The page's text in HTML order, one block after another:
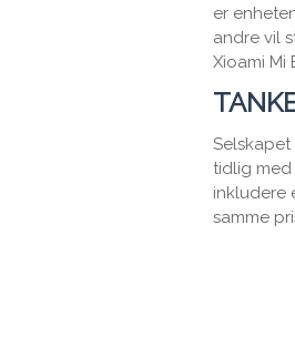
er
andre vil
Xioami Mi
tidlig med
inkludere
samme